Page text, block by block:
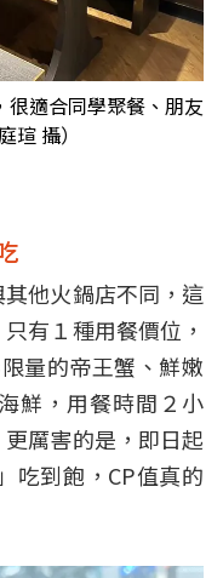
適合同學聚餐、朋友
瑄 攝）
其他火鍋店不同，這
有１種用餐價位，
量的帝王蟹、鮮嫩
鮮，用餐時間２小
厲害的是，即日起
吃到飽，CP值真的